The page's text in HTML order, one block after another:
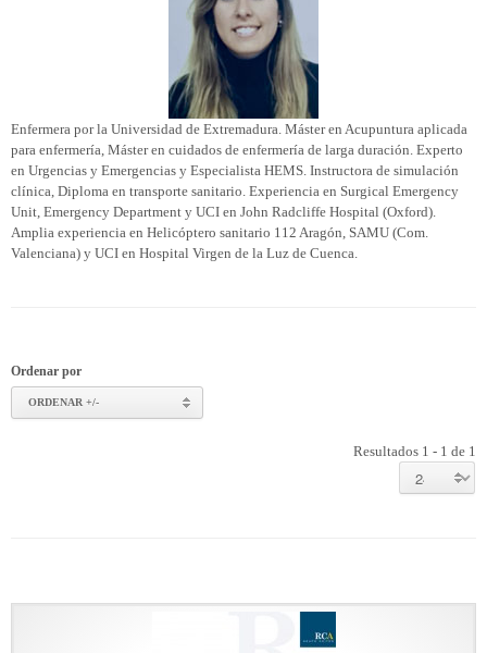
Enfermera por la Universidad de Extremadura. Máster en Acupuntura aplicada
para enfermería, Máster en cuidados de enfermería de larga duración. Experto
en Urgencias y Emergencias y Especialista HEMS. Instructora de simulación
clínica, Diploma en transporte sanitario. Experiencia en Surgical Emergency
Unit, Emergency Department y UCI en John Radcliffe Hospital (Oxford).
Amplia experiencia en Helicóptero sanitario 112 Aragón, SAMU (Com.
Valenciana) y UCI en Hospital Virgen de la Luz de Cuenca.
Ordenar por
ORDENAR +/-
Resultados 1 - 1 de 1